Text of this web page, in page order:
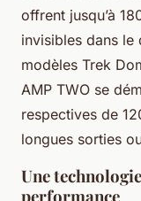
offrent jusqu’à
invisibles dans
modèles Trek
AMP TWO se
respectives de
longues sorties
Une
performance